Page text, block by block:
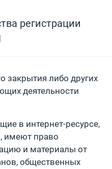
регистрации
закрытия либо других
деятельности
в интернет-ресурсе,
имеют право
и материалы от
общественных